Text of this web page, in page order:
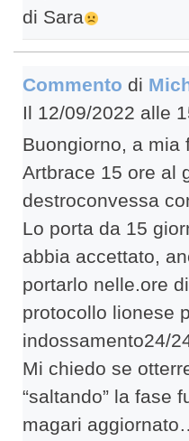
di Sara
Commento di
Il 12/09/2022 alle
Buongiorno, a mia
Artbrace 15 ore al
destroconvessa
Lo porta da 15
abbia accettato,
portarlo nelle.ore
protocollo lionese
indossamento24/
Mi chiedo se
“saltando” la fase
magari